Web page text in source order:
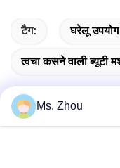
टैग: घरेलू उपयोग
त्वचा कसने वाली ब्यूटी
Ms. Zhou